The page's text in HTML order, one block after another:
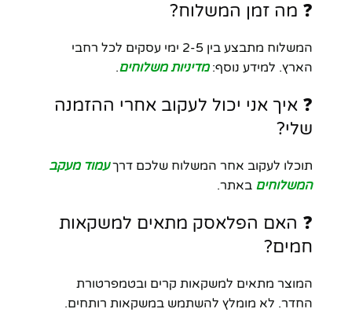
❓ מה זמן המשלוח?
המשלוח מתבצע בין 2-5 ימי עסקים לכל רחבי
הארץ. למידע נוסף:מדיניות משלוחים.
❓ איך אני יכול לעקוב אחרי ההזמנה
שלי?
תוכלו לעקוב אחר המשלוח שלכם דרךעמוד מעקב
המשלוחים באתר.
❓ האם הפלאסק מתאים למשקאות
חמים?
המוצר מתאים למשקאות קרים ובטמפרטורת
החדר. לא מומלץ להשתמש במשקאות רותחים.